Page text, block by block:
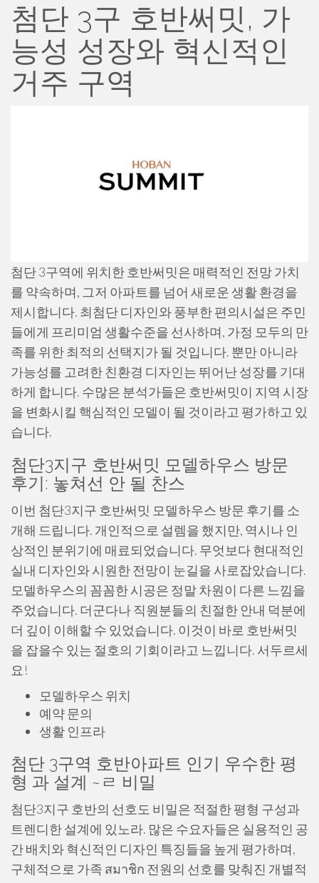
첨단 3구 호반써밋, 가
능성 성장와 혁신적인
거주 구역
첨단 3구역에 위치한 호반써밋은 매력적인 전망 가치
를 약속하며, 그저 아파트를 넘어 새로운 생활 환경을
제시합니다. 최첨단 디자인와 풍부한 편의시설은 주민
들에게 프리미엄 생활수준을 선사하며, 가정 모두의 만
족를 위한 최적의 선택지가 될 것입니다. 뿐만 아니라
가능성를 고려한 친환경 디자인는 뛰어난 성장를 기대
하게 합니다. 수많은 분석가들은 호반써밋이 지역 시장
을 변화시킬 핵심적인 모델이 될 것이라고 평가하고 있
습니다.
첨단3지구 호반써밋 모델하우스 방문
후기: 놓쳐선 안 될 찬스
이번 첨단3지구 호반써밋 모델하우스 방문 후기를 소
개해 드립니다. 개인적으로 설렘을 했지만, 역시나 인
상적인 분위기에 매료되었습니다. 무엇보다 현대적인
실내 디자인와 시원한 전망이 눈길을 사로잡았습니다.
모델하우스의 꼼꼼한 시공은 정말 차원이 다른 느낌을
주었습니다. 더군다나 직원분들의 친절한 안내 덕분에
더 깊이 이해할 수 있었습니다. 이것이 바로 호반써밋
을 잡을수 있는 절호의 기회이라고 느낍니다. 서두르세
요!
모델하우스 위치
예약 문의
생활 인프라
첨단 3구역 호반아파트 인기 우수한 평
형 과 설계 ~ㄹ 비밀
첨단3지구 호반의 선호도 비밀은 적절한 평형 구성과
트렌디한 설계에 있노라. 많은 수요자들은 실용적인 공
간 배치와 혁신적인 디자인 특징들을 높게 평가하며,
구체적으로 가족 สมาชิก 전원의 선호를 맞춰진 개별적